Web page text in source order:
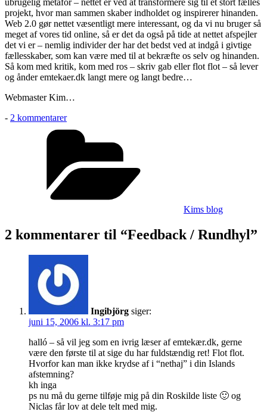
projekt, hvor man sammen skaber indholdet og inspirerer hinanden.
Web 2.0 gør nettet væsentligt mere interessant, og da vi nu bruger så
meget af vores tid online, så er det da også på tide at nettet afspejler
det vi er – nemlig individer der har det bedst ved at indgå i givtige
fællesskaber, som kan være med til at bekræfte os selv og hinanden.
Så kom med kritik, kom med ros – skriv gab eller flot flot – så lever
og ånder emtekaer.dk langt mere og langt bedre…
Webmaster Kim…
- 2 kommentarertil
Feedback
Kims blog
2 kommentarer til “Feedback / Rundhyl”
Ingibjörg siger:
juni 15, 2006 kl. 3:17 pm
halló – så vil jeg som en ivrig læser af emtekær.dk, gerne
være den første til at sige du har fuldstændig ret! Flot flot.
Hvorfor kan man ikke krydse af i “nethaj” i din Islands
afstemning?
kh inga
ps nu må du gerne tilføje mig på din Roskilde liste 🙂 og
Niclas får lov at dele telt med mig.